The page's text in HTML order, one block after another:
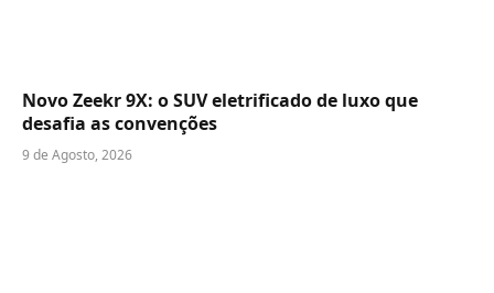
Novo Zeekr 9X: o SUV eletrificado de luxo que
desafia as convenções
9 de Agosto, 2026